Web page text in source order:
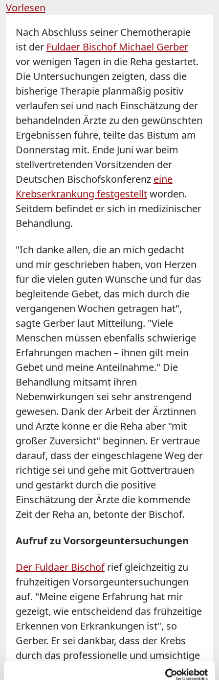
Vorlesen
Nach Abschluss seiner Chemotherapie
ist der Fuldaer Bischof Michael Gerber
vor wenigen Tagen in die Reha gestartet.
Die Untersuchungen zeigten, dass die
bisherige Therapie planmäßig positiv
verlaufen sei und nach Einschätzung der
behandelnden Ärzte zu den gewünschten
Ergebnissen führe, teilte das Bistum am
Donnerstag mit. Ende Juni war beim
stellvertretenden Vorsitzenden der
Deutschen Bischofskonferenz eine
Krebserkrankung festgestelltworden.
Seitdem befindet er sich in medizinischer
Behandlung.
"Ich danke allen, die an mich gedacht
und mir geschrieben haben, von Herzen
für die vielen guten Wünsche und für das
begleitende Gebet, das mich durch die
vergangenen Wochen getragen hat",
sagte Gerber laut Mitteilung. "Viele
Menschen müssen ebenfalls schwierige
Erfahrungen machen – ihnen gilt mein
Gebet und meine Anteilnahme." Die
Behandlung mitsamt ihren
Nebenwirkungen sei sehr anstrengend
gewesen. Dank der Arbeit der Ärztinnen
und Ärzte könne er die Reha aber "mit
großer Zuversicht" beginnen. Er vertraue
darauf, dass der eingeschlagene Weg der
richtige sei und gehe mit Gottvertrauen
und gestärkt durch die positive
Einschätzung der Ärzte die kommende
Zeit der Reha an, betonte der Bischof.
Aufruf zu Vorsorgeuntersuchungen
Der Fuldaer Bischofrief gleichzeitig zu
frühzeitigen Vorsorgeuntersuchungen
auf. "Meine eigene Erfahrung hat mir
gezeigt, wie entscheidend das frühzeitige
Erkennen von Erkrankungen ist", so
Gerber. Er sei dankbar, dass der Krebs
durch das professionelle und umsichtige
Handeln des medizinischen Personals so